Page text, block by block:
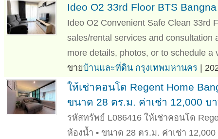
Ideo O2 33rd Floor BTS Bangna
Ideo O2 Convenient Safe Clean 33rd
sales/rental services and consultation
more details, photos, or to schedule a
ขายบ้านและที่ดิน กรุงเทพมหานคร |
ให้เช่าคอนโด Regent Home
ขนาด 28 ตร.ม. ค่าเช่า 12,000 บ
รหัสทรัพย์ L086416 ให้เช่าคอนโด
ห้องน้ำ • ขนาด 28 ตร.ม. ค่าเช่า